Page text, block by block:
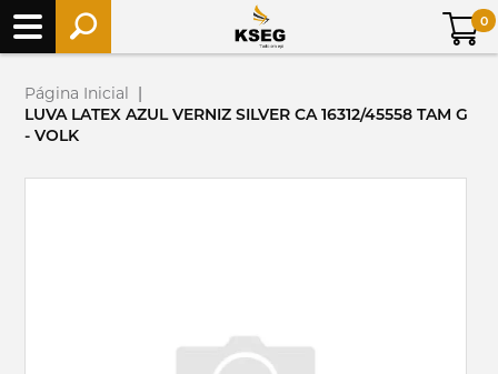
0
Página Inicial |
LUVA LATEX AZUL VERNIZ SILVER CA 16312/45558 TAM G
- VOLK